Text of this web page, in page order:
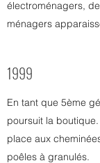
électroménagers,
ménagers
1999
En tant que 5ème
poursuit la
place aux
poêles à granulés.